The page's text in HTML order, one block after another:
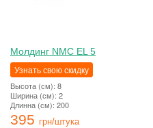
Молдинг NMC EL 5
Узнать свою скидку
Высота (см): 8
Ширина (см): 2
Длинна (см): 200
395 грн/штука